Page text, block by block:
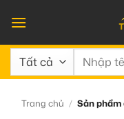
qua
nội
dung
Tìm
Trang chủ / Sản phẩm